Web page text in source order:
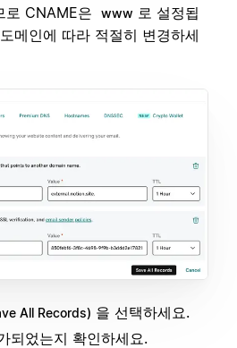
로 CNAME은
www 로 설정됩
메인에 따라 적절히 변경하세
All Records) 을 선택하세요.
되었는지 확인하세요.